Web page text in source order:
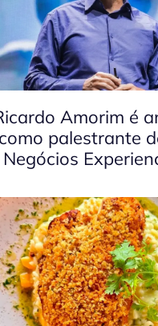
Amorim é
como palestrante
Negócios